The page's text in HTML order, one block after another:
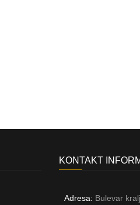
KONTAKT
Adresa: Bulevar